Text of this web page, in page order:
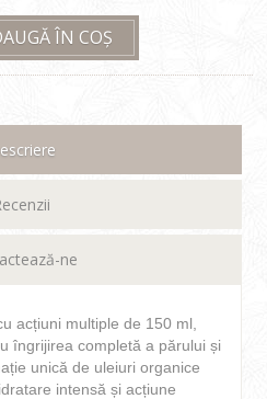
ÎN COȘ
ne
acțiuni multiple de 150 ml,
îngrijirea completă a părului și
unică de uleiuri organice
intensă și acțiune